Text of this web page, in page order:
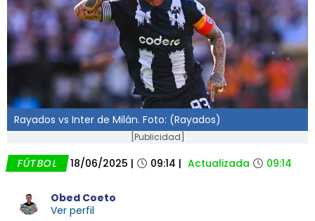
Rayados vs Inter de Milán. Foto: (Rayados)
[Publicidad]
FÚTBOL 18/06/2025 | 09:14 | Actualizada 09:14
Obed Coeto
Ver perfil